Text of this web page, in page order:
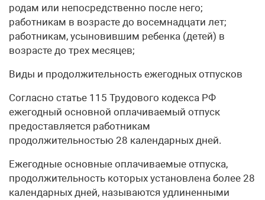
родам или непосредственно после него;
работникам в возрасте до восемнадцати лет;
работникам, усыновившим ребенка (детей) в
возрасте до трех месяцев;
Виды и продолжительность ежегодных отпусков
Согласно статье 115 Трудового кодекса РФ
ежегодный основной оплачиваемый отпуск
предоставляется работникам
продолжительностью 28 календарных дней.
Ежегодные основные оплачиваемые отпуска,
продолжительность которых установлена более 28
календарных дней, называются удлиненными